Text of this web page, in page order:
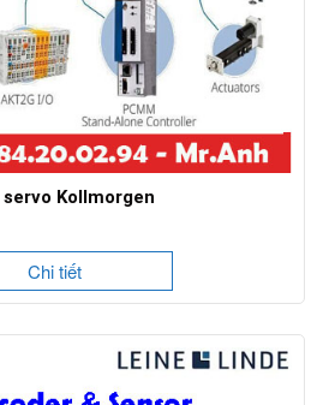
servo Kollmorgen
Chi tiết